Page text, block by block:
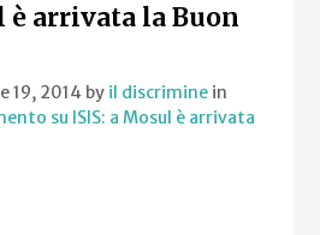
è arrivata la Buon
19, 2014 by il discrimine in
su ISIS: a Mosul è arrivata